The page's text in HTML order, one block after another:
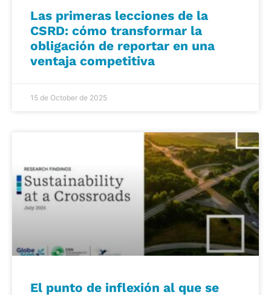
Las primeras lecciones de la
CSRD: cómo transformar la
obligación de reportar en una
ventaja competitiva
15 de October de 2025
El punto de inflexión al que se